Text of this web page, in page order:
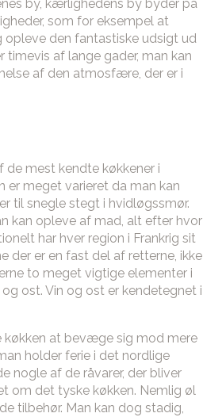
by, kærlighedens by byder på
som for eksempel at
opleve den fantastiske udsigt ud
timevis af lange gader, man kan
af den atmosfære, der er i
de mest kendte køkkener i
er meget varieret da man kan
til snegle stegt i hvidløgssmør.
kan opleve af mad, alt efter hvor
har hver region i Frankrig sit
der er en fast del af retterne, ikke
to meget vigtige elementer i
ost. Vin og ost er kendetegnet i
køkken at bevæge sig mod mere
holder ferie i det nordlige
nogle af de råvarer, der bliver
om det tyske køkken. Nemlig øl
tilbehør. Man kan dog stadig,